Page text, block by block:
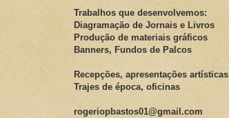
Trabalhos que desenvolvemos:
Diagramação de Jornais e Livros
Produção de materiais gráficos
Banners, Fundos de Palcos
Recepções, apresentações artísticas
Trajes de época, oficinas
rogeriopbastos01@gmail.com